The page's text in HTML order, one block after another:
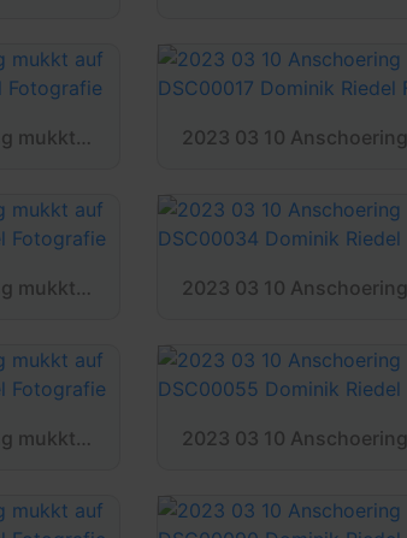
2023 03 10 Anschoering mukkt auf DSC00015 Dominik Riedel Fotografie
2023 03 10 Anschoering mukkt auf DSC00030 Dominik Riedel Fotografie
2023 03 10 Anschoering mukkt auf DSC00052 Dominik Riedel Fotografie